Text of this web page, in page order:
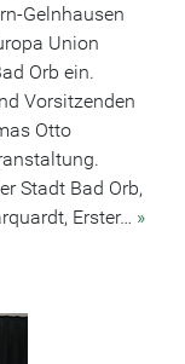
Gelnhausen
Union
Orb ein.
Vorsitzenden
Otto
Stadt Bad Orb,
Erster… »